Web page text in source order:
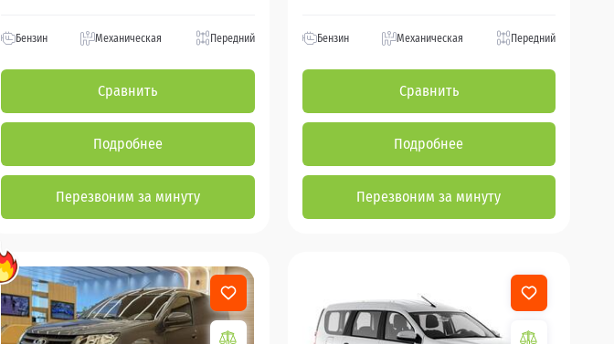
Бензин Механическая Передний
Сравнить
Подробнее
Перезвоним за минуту
Бензин Механическая Передний
Сравнить
Подробнее
Перезвоним за минуту